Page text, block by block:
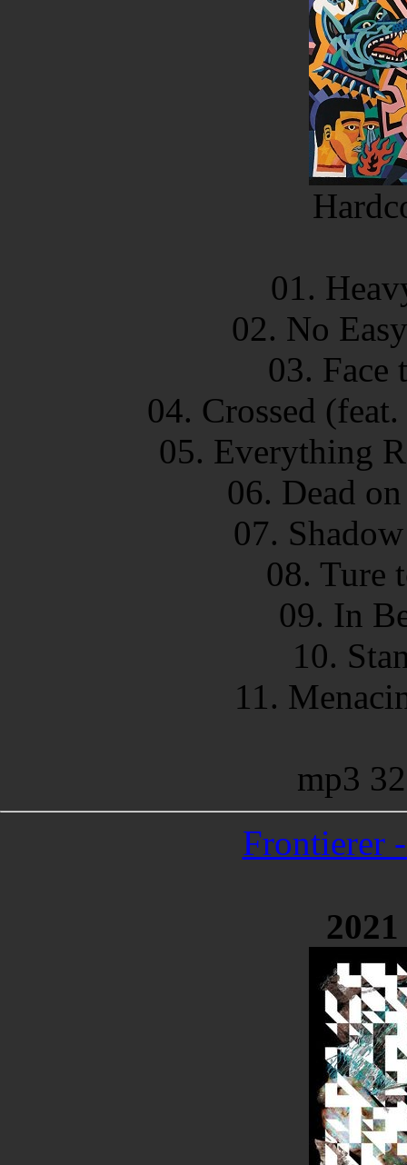
01.
02. No
03. Face
04. Crossed
05. Everything
06. Dead
07.
08. Ture
09. In
10.
11.
mp3
Frontierer